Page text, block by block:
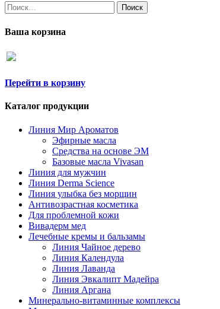
Найти:
Ваша корзина
Перейти в корзину
Каталог продукции
Линия Мир Ароматов
Эфирные масла
Средства на основе ЭМ
Базовые масла Vivasan
Линия для мужчин
Линия Derma Science
Линия улыбка без морщин
Антивозрастная косметика
Для проблемной кожи
Вивадерм мед
Лечебные кремы и бальзамы
Линия Чайное дерево
Линия Календула
Линия Лаванда
Линия Эвкалипт Мадейра
Линия Аргана
Минерально-витаминные комплексы